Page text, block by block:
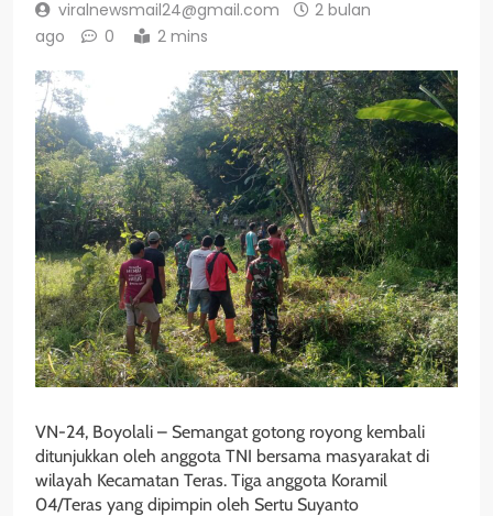
viralnewsmail24@gmail.com
2 bulan
ago
0 2 mins
VN-24, Boyolali – Semangat gotong royong kembali
ditunjukkan oleh anggota TNI bersama masyarakat di
wilayah Kecamatan Teras. Tiga anggota Koramil
04/Teras yang dipimpin oleh Sertu Suyanto